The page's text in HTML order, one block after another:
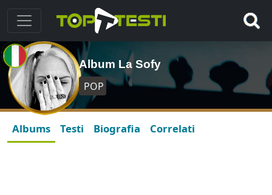
Album La Sofy
POP
Albums Testi Biografia Correlati